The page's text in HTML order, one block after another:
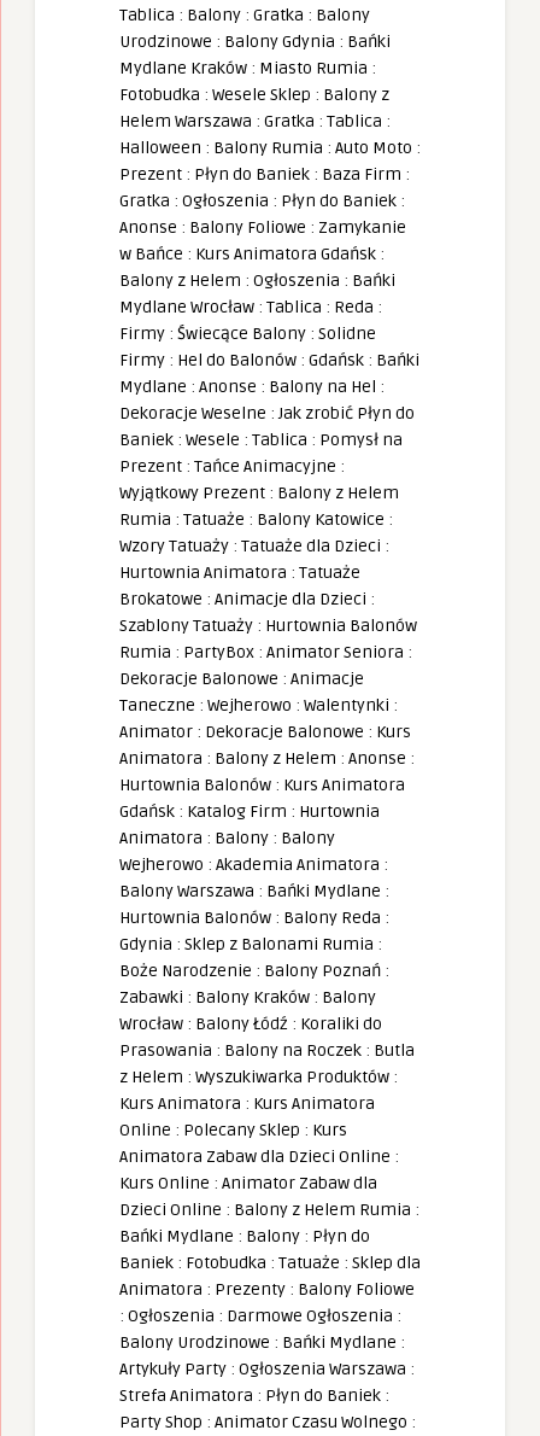
Tablica : Balony : Gratka : Balony
Urodzinowe : Balony Gdynia : Bańki
Mydlane Kraków : Miasto Rumia :
Fotobudka : Wesele Sklep : Balony z
Helem Warszawa : Gratka : Tablica :
Halloween : Balony Rumia : Auto Moto :
Prezent : Płyn do Baniek : Baza Firm :
Gratka : Ogłoszenia : Płyn do Baniek :
Anonse : Balony Foliowe : Zamykanie
w Bańce : Kurs Animatora Gdańsk :
Balony z Helem : Ogłoszenia : Bańki
Mydlane Wrocław : Tablica : Reda :
Firmy : Świecące Balony : Solidne
Firmy : Hel do Balonów : Gdańsk : Bańki
Mydlane : Anonse : Balony na Hel :
Dekoracje Weselne :Jak zrobić Płyn do
Baniek : Wesele : Tablica : Pomysł na
Prezent : Tańce Animacyjne :
Wyjątkowy Prezent : Balony z Helem
Rumia : Tatuaże : Balony Katowice :
Wzory Tatuaży : Tatuaże dla Dzieci :
Hurtownia Animatora : Tatuaże
Brokatowe : Animacje dla Dzieci :
Szablony Tatuaży : Hurtownia Balonów
Rumia : PartyBox : Animator Seniora :
Dekoracje Balonowe : Animacje
Taneczne : Wejherowo : Walentynki :
Animator : Dekoracje Balonowe : Kurs
Animatora : Balony z Helem : Anonse :
Hurtownia Balonów : Kurs Animatora
Gdańsk : Katalog Firm : Hurtownia
Animatora : Balony : Balony
Wejherowo : Akademia Animatora :
Balony Warszawa : Bańki Mydlane :
Hurtownia Balonów : Balony Reda :
Gdynia : Sklep z Balonami Rumia :
Boże Narodzenie : Balony Poznań :
Zabawki : Balony Kraków : Balony
Wrocław : Balony Łódź : Koraliki do
Prasowania : Balony na Roczek : Butla
z Helem : Wyszukiwarka Produktów :
Kurs Animatora : Kurs Animatora
Online : Polecany Sklep : Kurs
Animatora Zabaw dla Dzieci Online :
Kurs Online : Animator Zabaw dla
Dzieci Online : Balony z Helem Rumia :
Bańki Mydlane : Balony : Płyn do
Baniek : Fotobudka : Tatuaże : Sklep dla
Animatora : Prezenty : Balony Foliowe
: Ogłoszenia : Darmowe Ogłoszenia :
Balony Urodzinowe : Bańki Mydlane :
Artykuły Party : Ogłoszenia Warszawa :
Strefa Animatora : Płyn do Baniek :
Party Shop : Animator Czasu Wolnego :